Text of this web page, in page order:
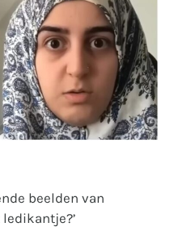
beelden van